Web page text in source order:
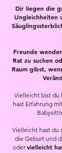
Dir liegen die
Ungleichheiten
Freunde
Rat zu suchen
Raum gibst,
Vielleicht bist du
hast Erfahrung
Vielleicht hast du
die Geburt und
oder vielleicht